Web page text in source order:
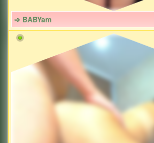
➩ BABYam